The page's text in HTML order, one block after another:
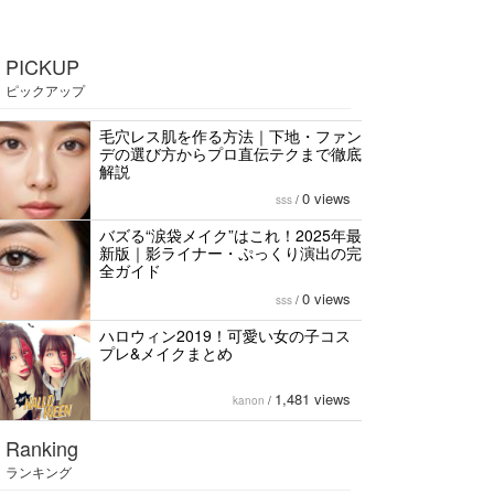
PICKUP
ピックアップ
毛穴レス肌を作る方法｜下地・ファン
デの選び方からプロ直伝テクまで徹底
解説
sss / 0 views
バズる“涙袋メイク”はこれ！2025年最
新版｜影ライナー・ぷっくり演出の完
全ガイド
sss / 0 views
ハロウィン2019！可愛い女の子コス
プレ&メイクまとめ
kanon / 1,481 views
Ranking
ランキング